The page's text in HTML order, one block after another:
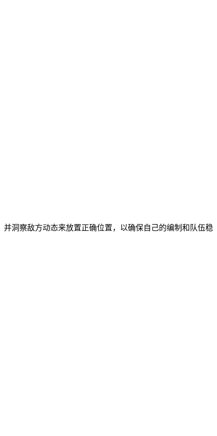
洞察敌方动态来放置正确位置，以确保自己的编制和队伍稳